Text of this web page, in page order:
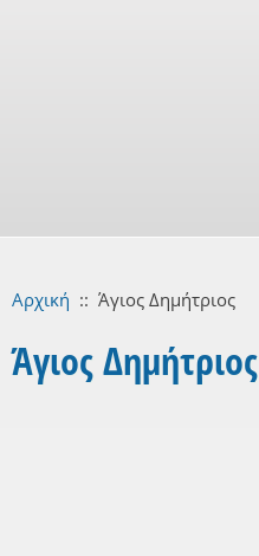
Αρχική :: Άγιος Δημήτριος
Άγιος Δημήτριος